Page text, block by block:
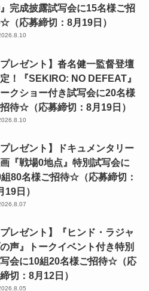
完成披露試写会に15名様ご招
（応募締切：8月19日）
プレゼント】沓名健一監督登壇
！『SEKIRO: NO DEFEAT』
ークショー付き試写会に20名様
待☆（応募締切：8月19日）
プレゼント】ドキュメンタリー
『戦場0地点』特別試写会に
80名様ご招待☆（応募締切：
19日）
プレゼント】『ヒンド・ラジャ
声』トークイベント付き特別
会に10組20名様ご招待☆（応
切：8月12日）